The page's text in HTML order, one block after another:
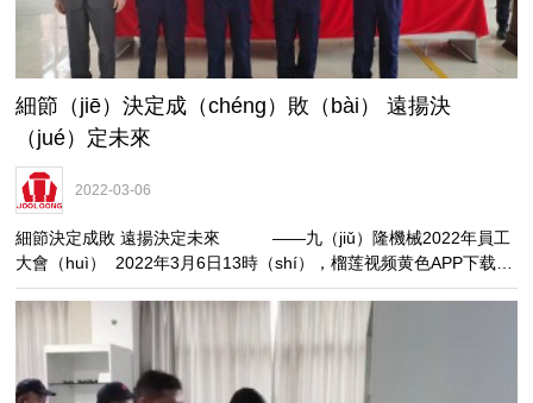
細節（jiē）決定成（chéng）敗（bài） 遠揚決
（jué）定未來
2022-03-06
細節決定成敗 遠揚決定未來 ——九（jiǔ）隆機械2022年員工
大會（huì） 2022年3月6日13時（shí），榴莲视频黄色APP下载
（lóng）機械2022年員工大會（huì）如期舉行。會上表彰了一批優
秀員工和先進集體。總經理葉藝龍就公司未來發展方（fāng）向作出
（chū）指示與承諾（nuò）。先進集體優（yōu）秀員工優秀員工